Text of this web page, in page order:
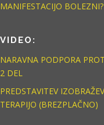
MANIFESTACIJO BOLEZNI?
VIDEO:
NARAVNA PODPORA
2 DEL
PREDSTAVITEV
TERAPIJO (BREZPLAČNO)